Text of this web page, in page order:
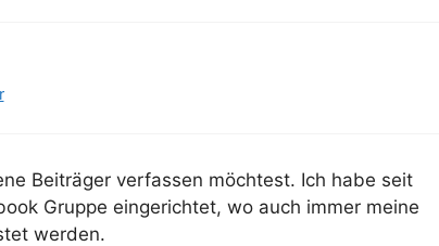
Beiträger verfassen möchtest. Ich habe seit
Gruppe eingerichtet, wo auch immer meine
werden.